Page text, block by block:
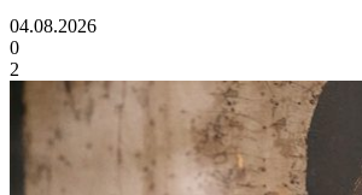
04.08.2026
0
2